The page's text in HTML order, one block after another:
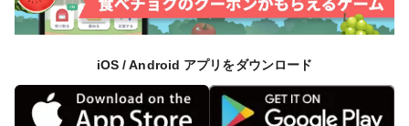
iOS / Android アプリをダウンロード